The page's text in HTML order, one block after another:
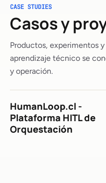
CASE STUDIES
Casos y
Productos, experimentos
aprendizaje técnico se
y operación.
HumanLoop.cl -
Plataforma HITL de
Orquestación